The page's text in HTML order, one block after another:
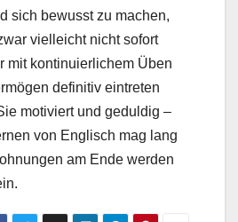
sich bewusst zu machen,
vielleicht nicht sofort
mit kontinuierlichem Üben
definitiv eintreten
motiviert und geduldig –
von Englisch mag lang
am Ende werden